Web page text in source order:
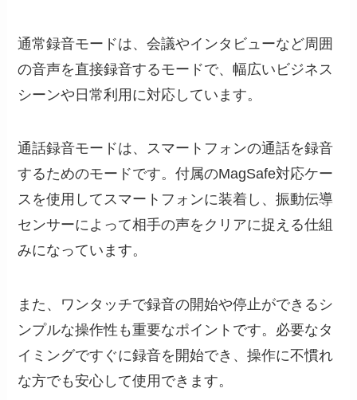
通常録音モードは、会議やインタビューなど周囲
の音声を直接録音するモードで、幅広いビジネス
シーンや日常利用に対応しています。
通話録音モードは、スマートフォンの通話を録音
するためのモードです。付属のMagSafe対応ケー
スを使用してスマートフォンに装着し、振動伝導
センサーによって相手の声をクリアに捉える仕組
みになっています。
また、ワンタッチで録音の開始や停止ができるシ
ンプルな操作性も重要なポイントです。必要なタ
イミングですぐに録音を開始でき、操作に不慣れ
な方でも安心して使用できます。